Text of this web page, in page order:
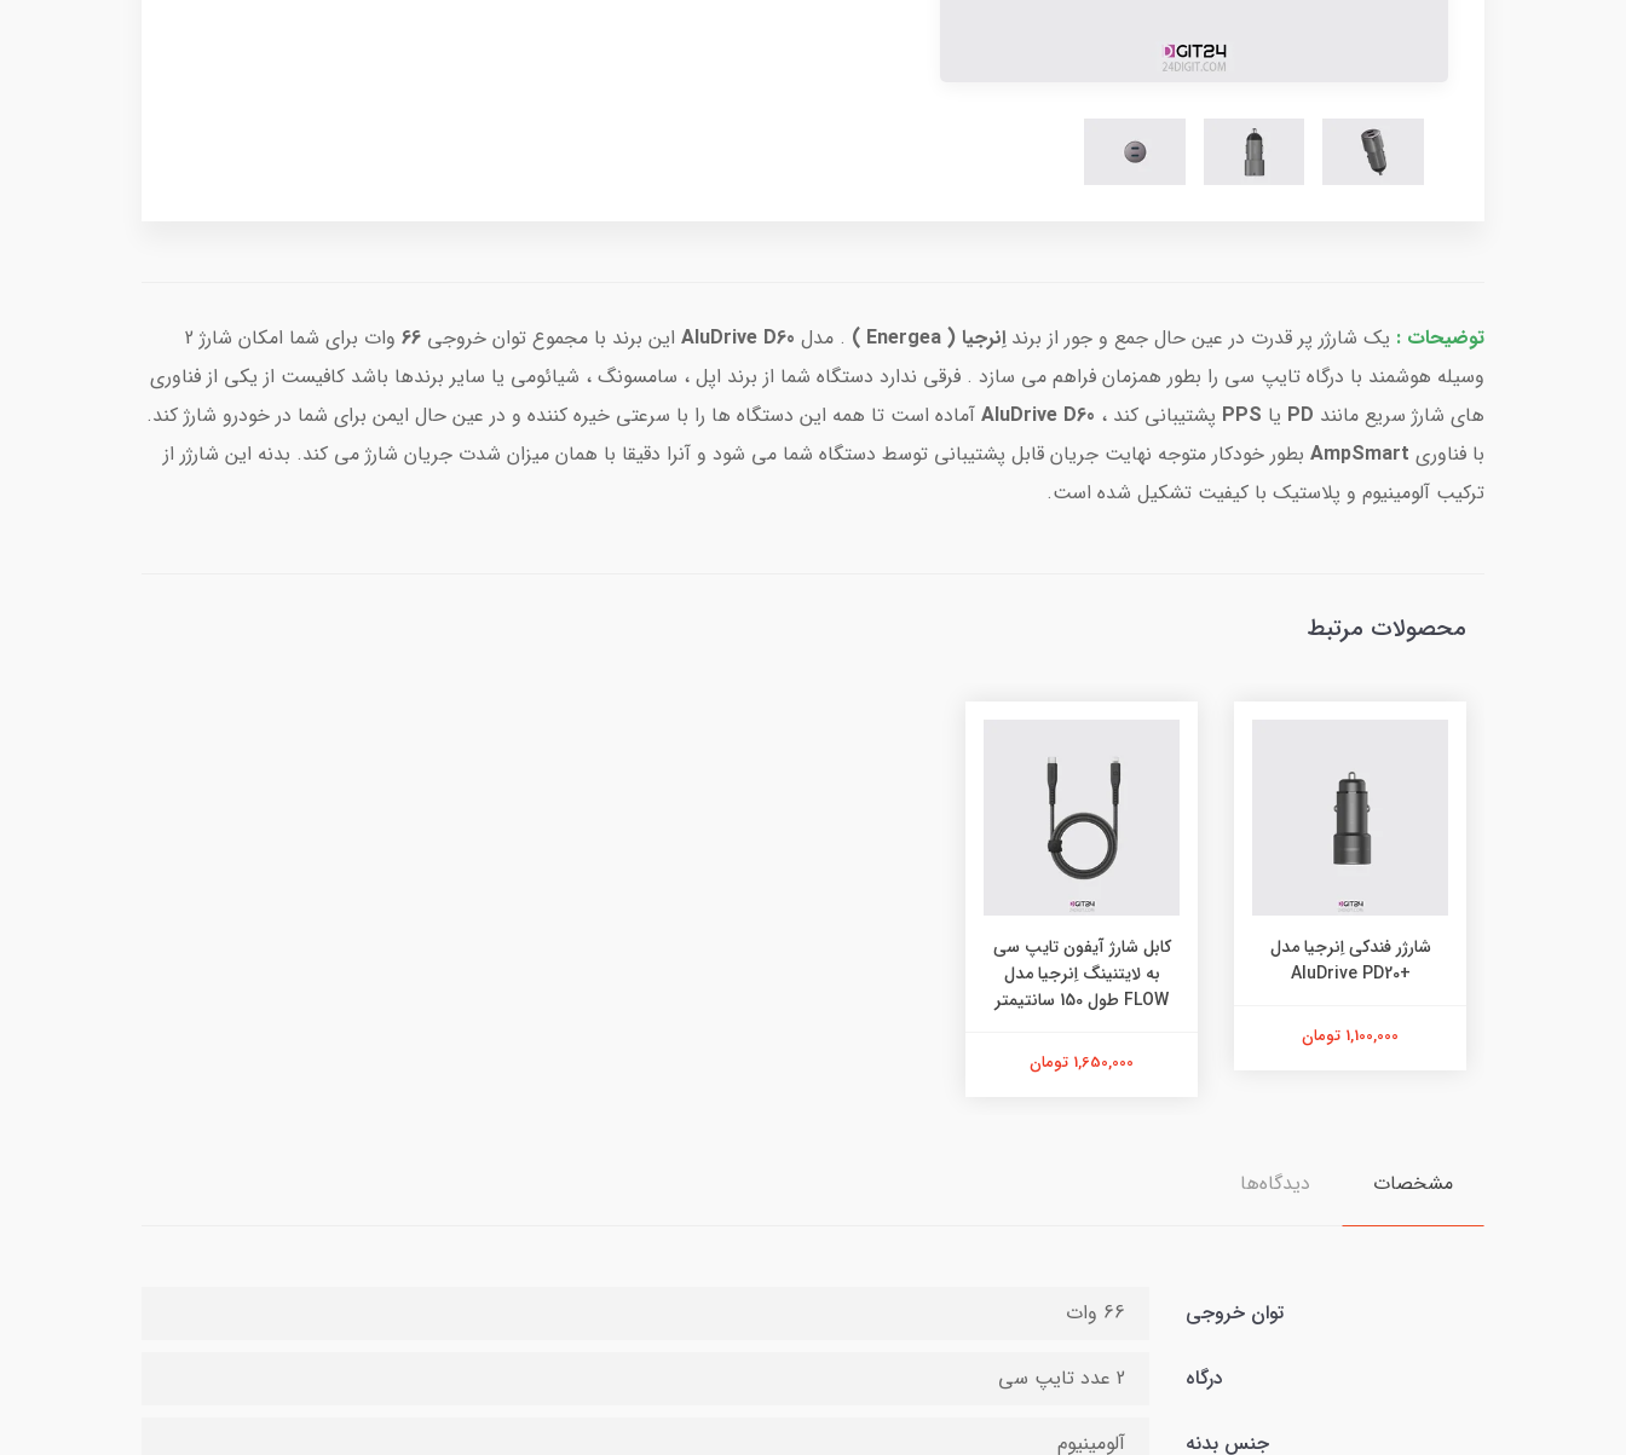
توضیحات : یک شارژر پر قدرت در عین حال جمع و جور از برنداِنرجیا ( Energea ) . مدل AluDrive D60 این برند با مجموع توان خروجی 66
وات برای شما امکان شارژ 2
وسیله هوشمند با درگاه تایپ سی را بطور همزمان فراهم می سازد . فرقی ندارد دستگاه شما از برند اپل ، سامسونگ ، شیائومی یا سایر برندها باشد کافیست از یکی از فناوری
های شارژ سریع مانند PD یا PPS پشتیبانی کند ، AluDrive D60 آماده است تا همه این دستگاه ها را با سرعتی خیره کننده و در عین حال ایمن برای شما در خودرو شارژ کند.
با فناوری AmpSmart بطور خودکار متوجه نهایت جریان قابل پشتیبانی توسط دستگاه شما می شود و آنرا دقیقا با همان میزان شدت جریان شارژ می کند. بدنه این شارژر از
ترکیب آلومینیوم و پلاستیک با کیفیت تشکیل شده است.
محصولات مرتبط
شارژر فندکی اِنرجیا مدل
+AluDrive PD20
1,100,000 تومان
کابل شارژ آیفون تایپ سی
به لایتنینگ اِنرجیا مدل
FLOW طول 150 سانتیمتر
1,650,000 تومان
مشخصات دیدگاه‌ها
توان خروجی 66 وات
درگاه 2 عدد تایپ سی
جنس بدنه آلومینیوم